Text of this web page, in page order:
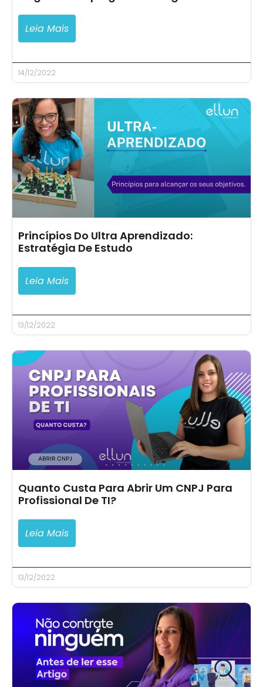
Leia Mais
14/12/2022
Princípios Do Ultra Aprendizado:
Estratégia De Estudo
Leia Mais
13/12/2022
Quanto Custa Para Abrir Um CNPJ Para
Profissional De TI?
Leia Mais
13/12/2022